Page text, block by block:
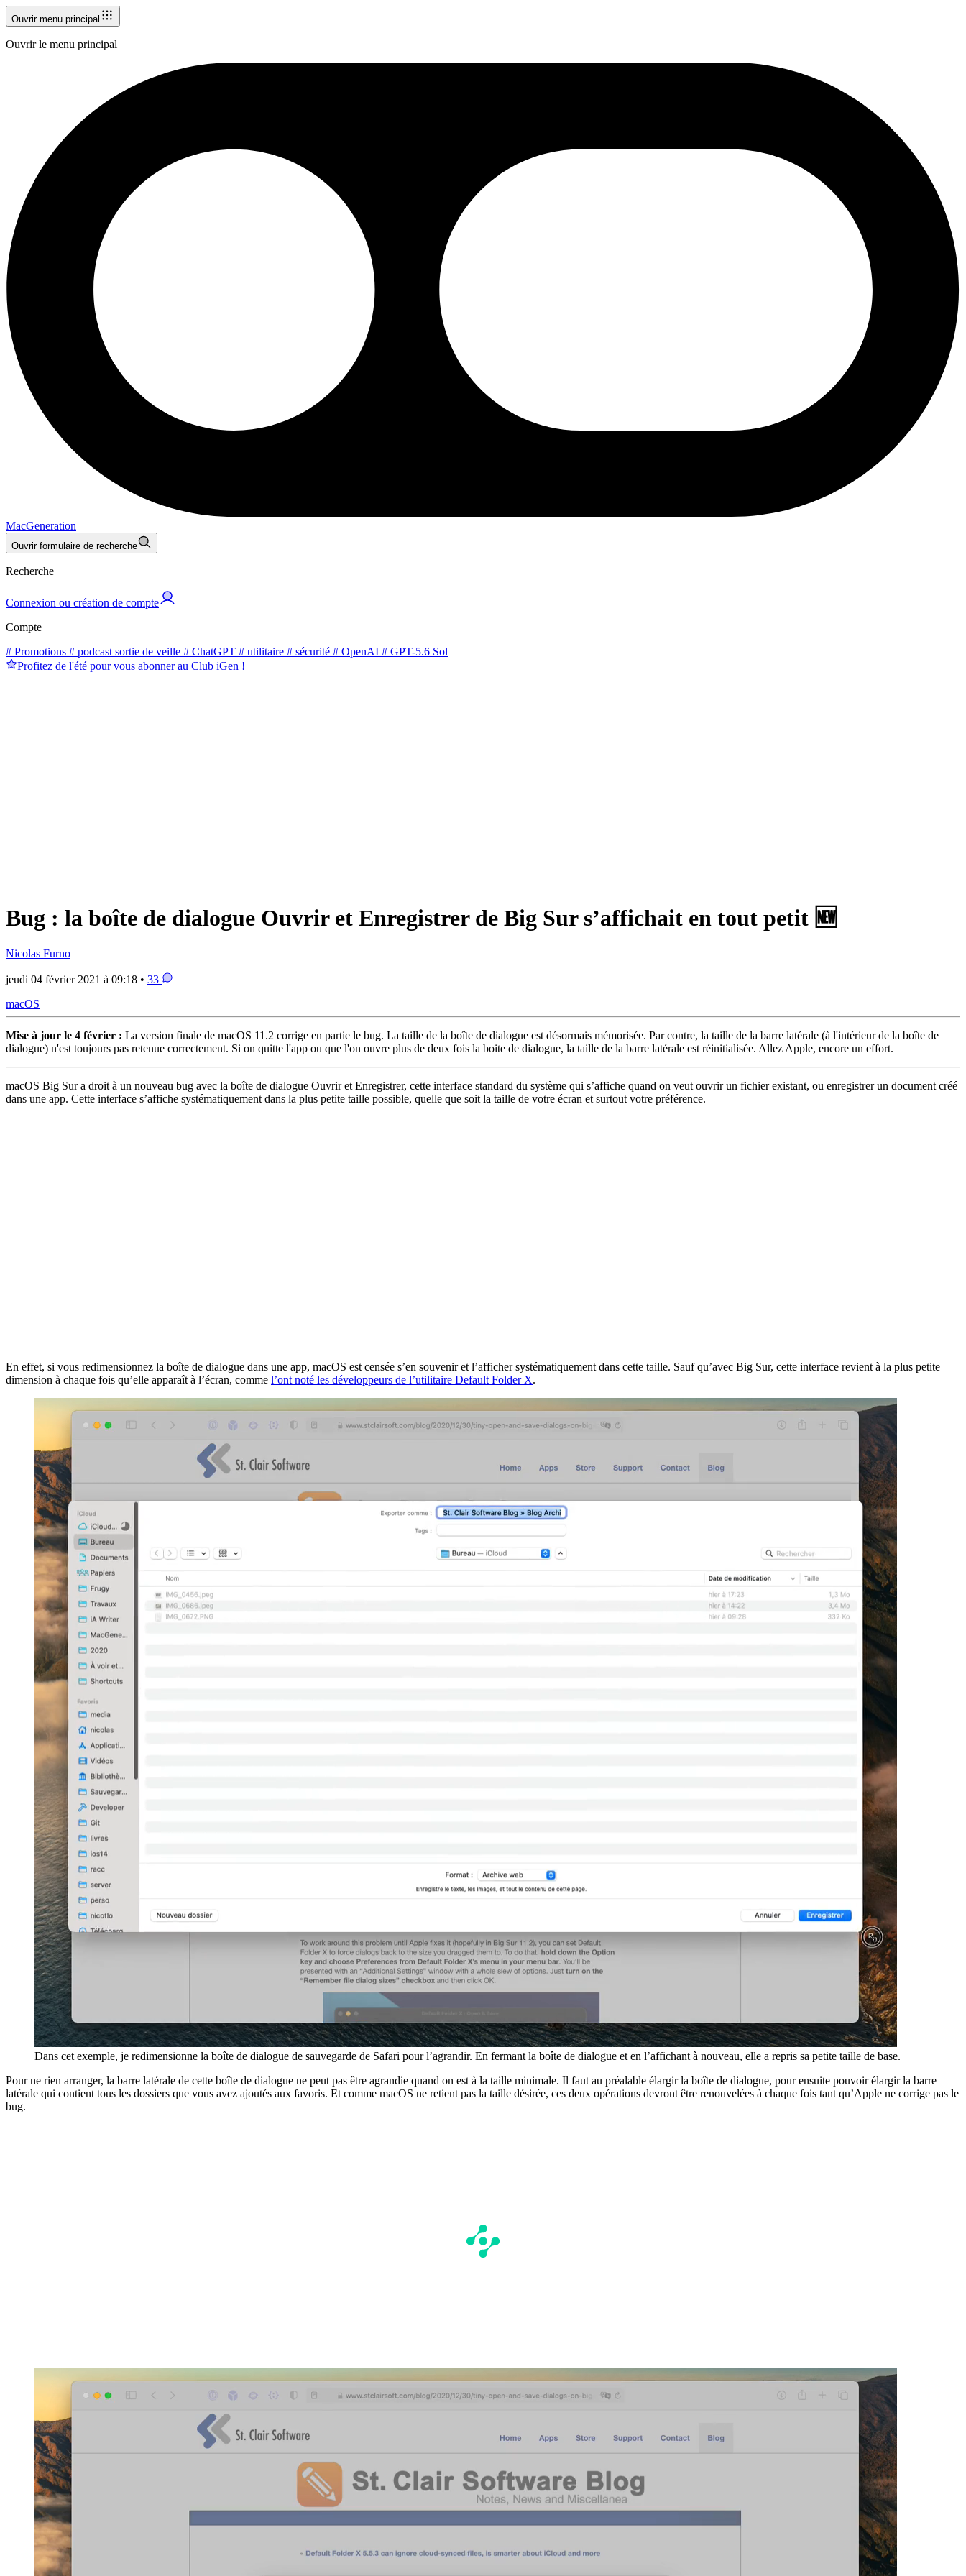
Ouvrir menu principal
Ouvrir le menu principal
MacGeneration
Ouvrir formulaire de recherche
Recherche
Connexion ou création de compte
Compte
# Promotions # podcast sortie de veille # ChatGPT # utilitaire # sécurité # OpenAI # GPT-5.6 Sol
Profitez de l'été pour vous abonner au Club iGen !
Bug : la boîte de dialogue Ouvrir et Enregistrer de Big Sur s’affichait en tout petit 🆕
Nicolas Furno
jeudi 04 février 2021 à 09:18 • 33
macOS
Mise à jour le 4 février : La version finale de macOS 11.2 corrige en partie le bug. La taille de la boîte de dialogue est désormais mémorisée. Par contre, la taille de la barre latérale (à l'intérieur de la boîte de
dialogue) n'est toujours pas retenue correctement. Si on quitte l'app ou que l'on ouvre plus de deux fois la boite de dialogue, la taille de la barre latérale est réinitialisée. Allez Apple, encore un effort.
macOS Big Sur a droit à un nouveau bug avec la boîte de dialogue Ouvrir et Enregistrer, cette interface standard du système qui s’affiche quand on veut ouvrir un fichier existant, ou enregistrer un document créé
dans une app. Cette interface s’affiche systématiquement dans la plus petite taille possible, quelle que soit la taille de votre écran et surtout votre préférence.
En effet, si vous redimensionnez la boîte de dialogue dans une app, macOS est censée s’en souvenir et l’afficher systématiquement dans cette taille. Sauf qu’avec Big Sur, cette interface revient à la plus petite
dimension à chaque fois qu’elle apparaît à l’écran, comme l’ont noté les développeurs de l’utilitaire Default Folder X.
Dans cet exemple, je redimensionne la boîte de dialogue de sauvegarde de Safari pour l’agrandir. En fermant la boîte de dialogue et en l’affichant à nouveau, elle a repris sa petite taille de base.
Pour ne rien arranger, la barre latérale de cette boîte de dialogue ne peut pas être agrandie quand on est à la taille minimale. Il faut au préalable élargir la boîte de dialogue, pour ensuite pouvoir élargir la barre
latérale qui contient tous les dossiers que vous avez ajoutés aux favoris. Et comme macOS ne retient pas la taille désirée, ces deux opérations devront être renouvelées à chaque fois tant qu’Apple ne corrige pas le
bug.